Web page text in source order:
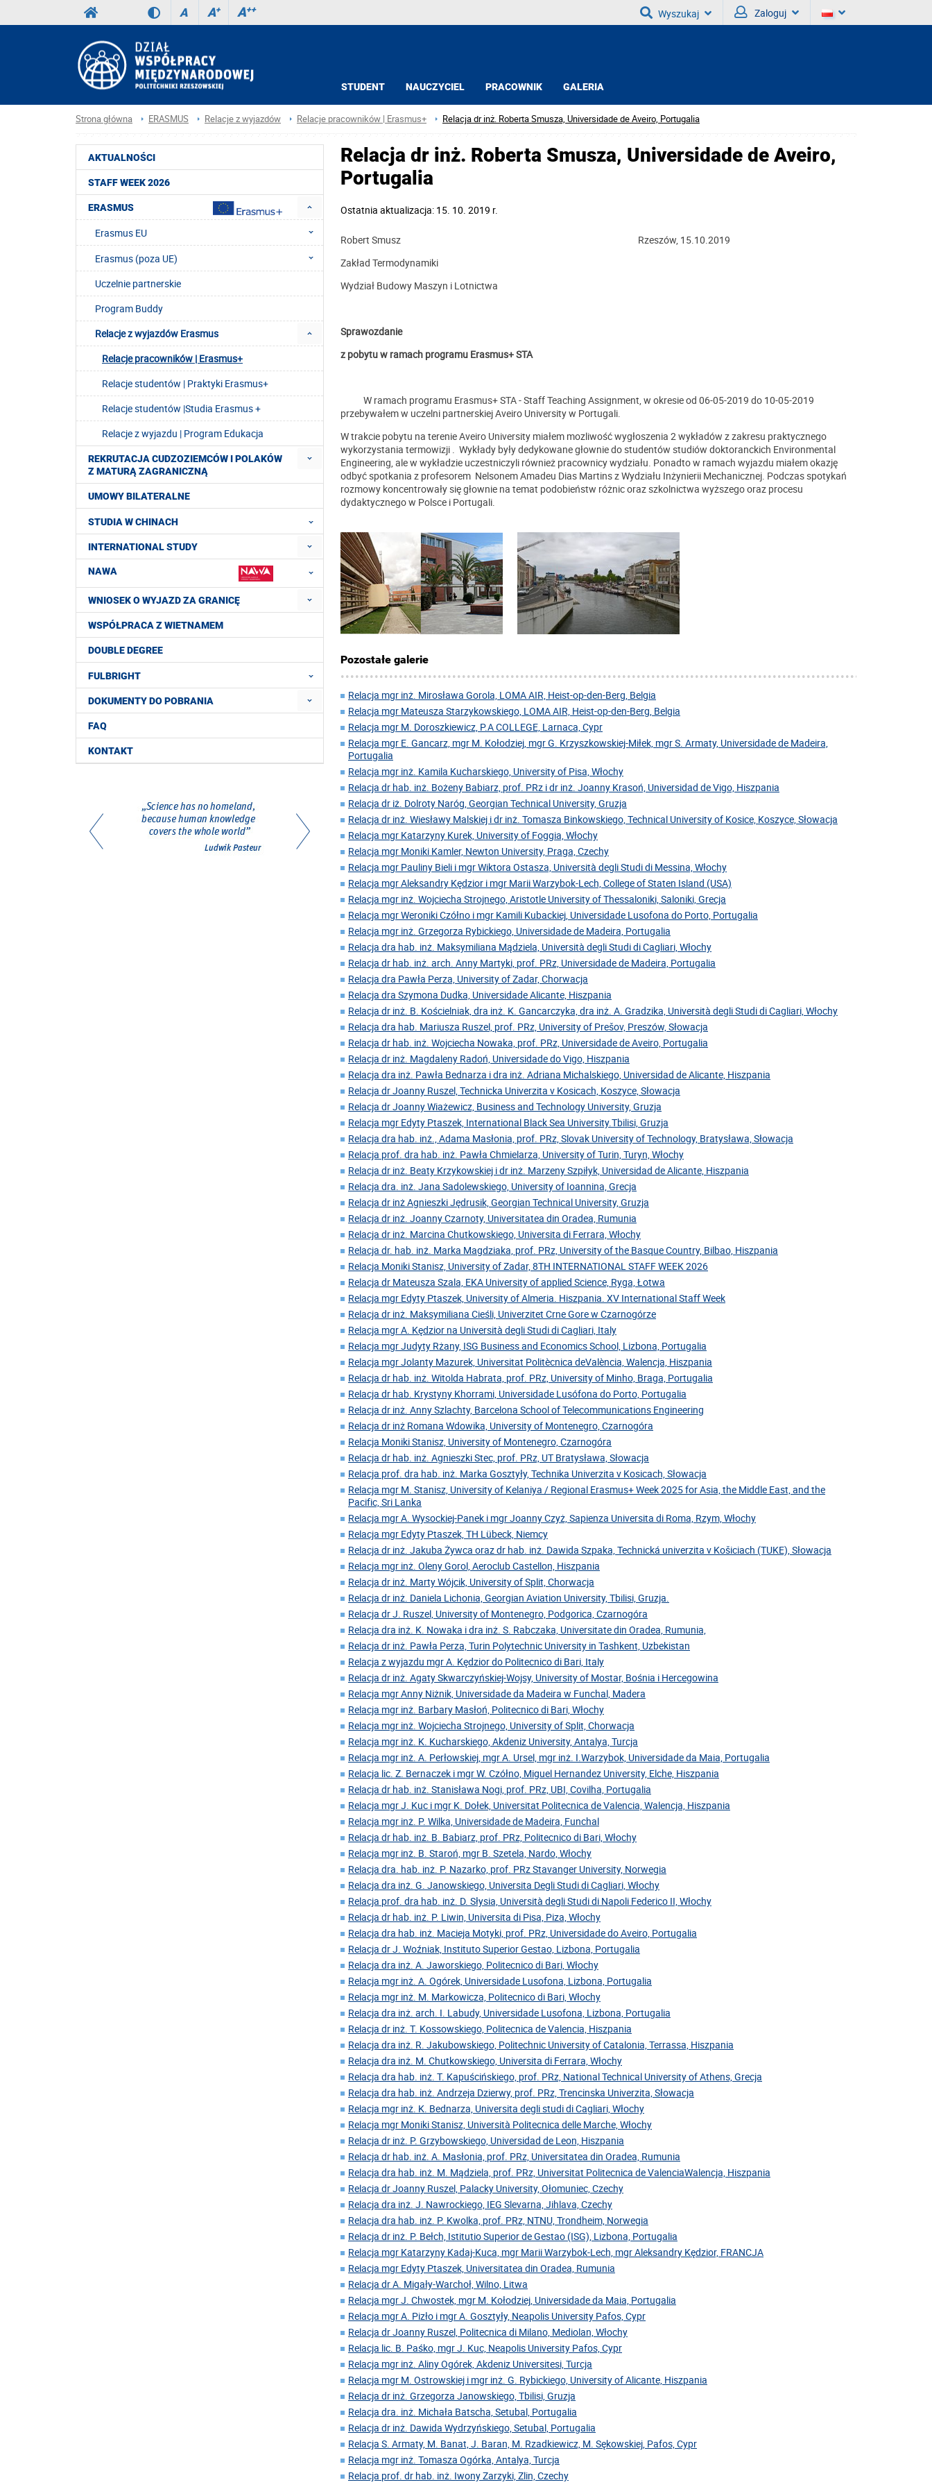
A A+ A++ Wyszukaj Zaloguj
STUDENT NAUCZYCIEL PRACOWNIK GALERIA
Strona główna ERASMUS Relacje z wyjazdów Relacje pracowników | Erasmus+ Relacja dr inż. Roberta Smusza, Universidade de Aveiro, Portugalia
AKTUALNOŚCI
STAFF WEEK 2026
ERASMUS
Erasmus EU
Erasmus (poza UE)
Uczelnie partnerskie
Program Buddy
Relacje z wyjazdów Erasmus
Relacje pracowników | Erasmus+
Relacje studentów | Praktyki Erasmus+
Relacje studentów |Studia Erasmus +
Relacje z wyjazdu | Program Edukacja
REKRUTACJA CUDZOZIEMCÓW I POLAKÓW
Z MATURĄ ZAGRANICZNĄ
UMOWY BILATERALNE
STUDIA W CHINACH
INTERNATIONAL STUDY
NAWA
WNIOSEK O WYJAZD ZA GRANICĘ
WSPÓŁPRACA Z WIETNAMEM
DOUBLE DEGREE
FULBRIGHT
DOKUMENTY DO POBRANIA
FAQ
KONTAKT
Relacja dr inż. Roberta Smusza, Universidade de Aveiro,
Portugalia
Ostatnia aktualizacja: 15. 10. 2019 r.
Robert Smusz Rzeszów, 15.10.2019
Zakład Termodynamiki
Wydział Budowy Maszyn i Lotnictwa
Sprawozdanie
z pobytu w ramach programu Erasmus+ STA
W ramach programu Erasmus+ STA - Staff Teaching Assignment, w okresie od 06-05-2019 do 10-05-2019
przebywałem w uczelni partnerskiej Aveiro University w Portugali.
W trakcie pobytu na terenie Aveiro University miałem mozliwość wygłoszenia 2 wykładów z zakresu praktycznego
wykorzystania termowizji . Wykłady były dedykowane głownie do studentów studiów doktoranckich Environmental
Engineering, ale w wykładzie uczestniczyli również pracownicy wydziału. Ponadto w ramach wyjazdu miałem okazję
odbyć spotkania z profesorem Nelsonem Amadeu Dias Martins z Wydziału Inżynierii Mechanicznej. Podczas spotykań
rozmowy koncentrowały się głownie na temat podobieństw różnic oraz szkolnictwa wyższego oraz procesu
dydaktycznego w Polsce i Portugali.
Pozostałe galerie
Relacja mgr inż. Mirosława Gorola, LOMA AIR, Heist-op-den-Berg, Belgia
Relacja mgr Mateusza Starzykowskiego, LOMA AIR, Heist-op-den-Berg, Belgia
Relacja mgr M. Doroszkiewicz, P.A COLLEGE, Larnaca, Cypr
Relacja mgr E. Gancarz, mgr M. Kołodziej, mgr G. Krzyszkowskiej-Miłek, mgr S. Armaty, Universidade de Madeira,
Portugalia
Relacja mgr inż. Kamila Kucharskiego, University of Pisa, Włochy
Relacja dr hab. inż. Bożeny Babiarz, prof. PRz i dr inż. Joanny Krasoń, Universidad de Vigo, Hiszpania
Relacja dr iż. Dolroty Naróg, Georgian Technical University, Gruzja
Relacja dr inż. Wiesławy Malskiej i dr inż. Tomasza Binkowskiego, Technical University of Kosice, Koszyce, Słowacja
Relacja mgr Katarzyny Kurek, University of Foggia, Włochy
Relacja mgr Moniki Kamler, Newton University, Praga, Czechy
Relacja mgr Pauliny Bieli i mgr Wiktora Ostasza, Università degli Studi di Messina, Włochy
Relacja mgr Aleksandry Kędzior i mgr Marii Warzybok-Lech, College of Staten Island (USA)
Relacja mgr inż. Wojciecha Strojnego, Aristotle University of Thessaloniki, Saloniki, Grecja
Relacja mgr Weroniki Czółno i mgr Kamili Kubackiej, Universidade Lusofona do Porto, Portugalia
Relacja mgr inż. Grzegorza Rybickiego, Universidade de Madeira, Portugalia
Relacja dra hab. inż. Maksymiliana Mądziela, Università degli Studi di Cagliari, Włochy
Relacja dr hab. inż. arch. Anny Martyki, prof. PRz, Universidade de Madeira, Portugalia
Relacja dra Pawła Perza, University of Zadar, Chorwacja
Relacja dra Szymona Dudka, Universidade Alicante, Hiszpania
Relacja dr inż. B. Kościelniak, dra inż. K. Gancarczyka, dra inż. A. Gradzika, Università degli Studi di Cagliari, Włochy
Relacja dra hab. Mariusza Ruszel, prof. PRz, University of Prešov, Preszów, Słowacja
Relacja dr hab. inż. Wojciecha Nowaka, prof. PRz, Universidade de Aveiro, Portugalia
Relacja dr inż. Magdaleny Radoń, Universidade do Vigo, Hiszpania
Relacja dra inż. Pawła Bednarza i dra inż. Adriana Michalskiego, Universidad de Alicante, Hiszpania
Relacja dr Joanny Ruszel, Technicka Univerzita v Kosicach, Koszyce, Słowacja
Relacja dr Joanny Wiażewicz, Business and Technology University, Gruzja
Relacja mgr Edyty Ptaszek, International Black Sea University.Tbilisi, Gruzja
Relacja dra hab. inż., Adama Masłonia, prof. PRz, Slovak University of Technology, Bratysława, Słowacja
Relacja prof. dra hab. inż. Pawła Chmielarza, University of Turin, Turyn, Włochy
Relacja dr inż. Beaty Krzykowskiej i dr inż. Marzeny Szpiłyk, Universidad de Alicante, Hiszpania
Relacja dra. inż. Jana Sadolewskiego, University of Ioannina, Grecja
Relacja dr inż Agnieszki Jędrusik, Georgian Technical University, Gruzja
Relacja dr inż. Joanny Czarnoty, Universitatea din Oradea, Rumunia
Relacja dr inż. Marcina Chutkowskiego, Universita di Ferrara, Włochy
Relacja dr. hab. inż. Marka Magdziaka, prof. PRz, University of the Basque Country, Bilbao, Hiszpania
Relacja Moniki Stanisz, University of Zadar, 8TH INTERNATIONAL STAFF WEEK 2026
Relacja dr Mateusza Szala, EKA University of applied Science, Ryga, Łotwa
Relacja mgr Edyty Ptaszek, University of Almeria. Hiszpania. XV International Staff Week
Relacja dr inż. Maksymiliana Cieśli, Univerzitet Crne Gore w Czarnogórze
Relacja mgr A. Kędzior na Università degli Studi di Cagliari, Italy
Relacja mgr Judyty Rżany, ISG Business and Economics School, Lizbona, Portugalia
Relacja mgr Jolanty Mazurek, Universitat Politècnica deValència, Walencja, Hiszpania
Relacja dr hab. inż. Witolda Habrata, prof. PRz, University of Minho, Braga, Portugalia
Relacja dr hab. Krystyny Khorrami, Universidade Lusófona do Porto, Portugalia
Relacja dr inż. Anny Szlachty, Barcelona School of Telecommunications Engineering
Relacja dr inż Romana Wdowika, University of Montenegro, Czarnogóra
Relacja Moniki Stanisz, University of Montenegro, Czarnogóra
Relacja dr hab. inż. Agnieszki Stec, prof. PRz, UT Bratysława, Słowacja
Relacja prof. dra hab. inż. Marka Gosztyły, Technika Univerzita v Kosicach, Słowacja
Relacja mgr M. Stanisz, University of Kelaniya / Regional Erasmus+ Week 2025 for Asia, the Middle East, and the
Pacific, Sri Lanka
Relacja mgr A. Wysockiej-Panek i mgr Joanny Czyż, Sapienza Universita di Roma, Rzym, Włochy
Relacja mgr Edyty Ptaszek, TH Lübeck, Niemcy
Relacja dr inż. Jakuba Żywca oraz dr hab. inż. Dawida Szpaka, Technická univerzita v Košiciach (TUKE), Słowacja
Relacja mgr inż. Oleny Gorol, Aeroclub Castellon, Hiszpania
Relacja dr inż. Marty Wójcik, University of Split, Chorwacja
Relacja dr inż. Daniela Lichonia, Georgian Aviation University, Tbilisi, Gruzja.
Relacja dr J. Ruszel, University of Montenegro, Podgorica, Czarnogóra
Relacja dra inż. K. Nowaka i dra inż. S. Rabczaka, Universitate din Oradea, Rumunia,
Relacja dr inż. Pawła Perza, Turin Polytechnic University in Tashkent, Uzbekistan
Relacja z wyjazdu mgr A. Kędzior do Politecnico di Bari, Italy
Relacja dr inż. Agaty Skwarczyńskiej-Wojsy, University of Mostar, Bośnia i Hercegowina
Relacja mgr Anny Niżnik, Universidade da Madeira w Funchal, Madera
Relacja mgr inż. Barbary Masłoń, Politecnico di Bari, Włochy
Relacja mgr inż. Wojciecha Strojnego, University of Split, Chorwacja
Relacja mgr inż. K. Kucharskiego, Akdeniz University, Antalya, Turcja
Relacja mgr inż. A. Perłowskiej, mgr A. Ursel, mgr inż. I.Warzybok, Universidade da Maia, Portugalia
Relacja lic. Z. Bernaczek i mgr W. Czółno, Miguel Hernandez University, Elche, Hiszpania
Relacja dr hab. inż. Stanisława Nogi, prof. PRz, UBI, Covilha, Portugalia
Relacja mgr J. Kuc i mgr K. Dołek, Universitat Politecnica de Valencia, Walencja, Hiszpania
Relacja mgr inż. P. Wilka, Universidade de Madeira, Funchal
Relacja dr hab. inż. B. Babiarz, prof. PRz, Politecnico di Bari, Włochy
Relacja mgr inż. B. Staroń, mgr B. Szetela, Nardo, Włochy
Relacja dra. hab. inż. P. Nazarko, prof. PRz Stavanger University, Norwegia
Relacja dra inż. G. Janowskiego, Universita Degli Studi di Cagliari, Włochy
Relacja prof. dra hab. inż. D. Słysia, Università degli Studi di Napoli Federico II, Włochy
Relacja dr hab. inż. P. Liwin, Universita di Pisa, Piza, Włochy
Relacja dra hab. inż. Macieja Motyki, prof. PRz, Universidade do Aveiro, Portugalia
Relacja dr J. Woźniak, Instituto Superior Gestao, Lizbona, Portugalia
Relacja dra inż. A. Jaworskiego, Politecnico di Bari, Włochy
Relacja mgr inż. A. Ogórek, Universidade Lusofona, Lizbona, Portugalia
Relacja mgr inż. M. Markowicza, Politecnico di Bari, Włochy
Relacja dra inż. arch. I. Labudy, Universidade Lusofona, Lizbona, Portugalia
Relacja dr inż. T. Kossowskiego, Politecnica de Valencia, Hiszpania
Relacja dra inż. R. Jakubowskiego, Politechnic University of Catalonia, Terrassa, Hiszpania
Relacja dra inż. M. Chutkowskiego, Universita di Ferrara, Włochy
Relacja dra hab. inż. T. Kapuścińskiego, prof. PRz, National Technical University of Athens, Grecja
Relacja dra hab. inż. Andrzeja Dzierwy, prof. PRz, Trencinska Univerzita, Słowacja
Relacja mgr inż. K. Bednarza, Universita degli studi di Cagliari, Włochy
Relacja mgr Moniki Stanisz, Università Politecnica delle Marche, Włochy
Relacja dr inż. P. Grzybowskiego, Universidad de Leon, Hiszpania
Relacja dr hab. inż. A. Masłonia, prof. PRz, Universitatea din Oradea, Rumunia
Relacja dra hab. inż. M. Mądziela, prof. PRz, Universitat Politecnica de ValenciaWalencja, Hiszpania
Relacja dr Joanny Ruszel, Palacky University, Ołomuniec, Czechy
Relacja dra inż. J. Nawrockiego, IEG Slevarna, Jihlava, Czechy
Relacja dra hab. inż. P. Kwolka, prof. PRz, NTNU, Trondheim, Norwegia
Relacja dr inż. P. Bełch, Istitutio Superior de Gestao (ISG), Lizbona, Portugalia
Relacja mgr Katarzyny Kadaj-Kuca, mgr Marii Warzybok-Lech, mgr Aleksandry Kędzior, FRANCJA
Relacja mgr Edyty Ptaszek, Universitatea din Oradea, Rumunia
Relacja dr A. Migały-Warchoł, Wilno, Litwa
Relacja mgr J. Chwostek, mgr M. Kołodziej, Universidade da Maia, Portugalia
Relacja mgr A. Pizło i mgr A. Gosztyły, Neapolis University Pafos, Cypr
Relacja dr Joanny Ruszel, Politecnica di Milano, Mediolan, Włochy
Relacja lic. B. Paśko, mgr J. Kuc, Neapolis University Pafos, Cypr
Relacja mgr inż. Aliny Ogórek, Akdeniz Universitesi, Turcja
Relacja mgr M. Ostrowskiej i mgr inż. G. Rybickiego, University of Alicante, Hiszpania
Relacja dr inż. Grzegorza Janowskiego, Tbilisi, Gruzja
Relacja dra. inż. Michała Batscha, Setubal, Portugalia
Relacja dr inż. Dawida Wydrzyńskiego, Setubal, Portugalia
Relacja S. Armaty, M. Banat, J. Baran, M. Rzadkiewicz, M. Sękowskiej, Pafos, Cypr
Relacja mgr inż. Tomasza Ogórka, Antalya, Turcja
Relacja prof. dr hab. inż. Iwony Zarzyki, Zlin, Czechy